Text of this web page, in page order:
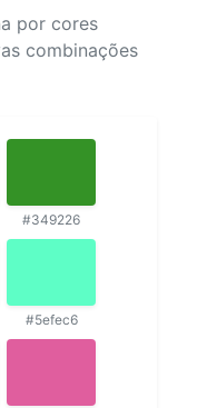
por cores
combinações
#349226
#5efec6